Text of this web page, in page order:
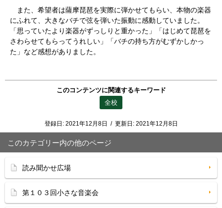
また、希望者は薩摩琵琶を実際に弾かせてもらい、本物の楽器
にふれて、大きなバチで弦を弾いた振動に感動していました。
「思っていたより楽器がずっしりと重かった」「はじめて琵琶を
さわらせてもらってうれしい」「バチの持ち方がむずかしかっ
た」など感想がありました。
このコンテンツに関連するキーワード
全校
登録日: 2021年12月8日 / 更新日: 2021年12月8日
このカテゴリー内の他のページ
読み聞かせ広場
第１０３回小さな音楽会